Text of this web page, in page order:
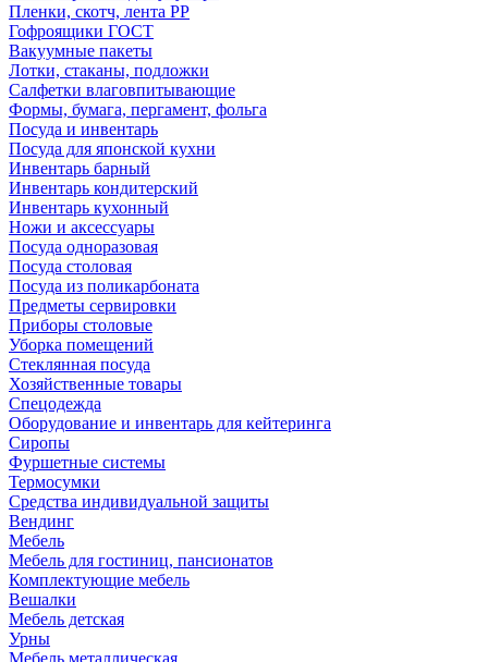
Пленки, скотч, лента РР
Гофроящики ГОСТ
Вакуумные пакеты
Лотки, стаканы, подложки
Салфетки влаговпитывающие
Формы, бумага, пергамент, фольга
Посуда и инвентарь
Посуда для японской кухни
Инвентарь барный
Инвентарь кондитерский
Инвентарь кухонный
Ножи и аксессуары
Посуда одноразовая
Посуда столовая
Посуда из поликарбоната
Предметы сервировки
Приборы столовые
Уборка помещений
Стеклянная посуда
Хозяйственные товары
Спецодежда
Оборудование и инвентарь для кейтеринга
Сиропы
Фуршетные системы
Термосумки
Средства индивидуальной защиты
Вендинг
Мебель
Мебель для гостиниц, пансионатов
Комплектующие мебель
Вешалки
Мебель детская
Урны
Мебель металлическая